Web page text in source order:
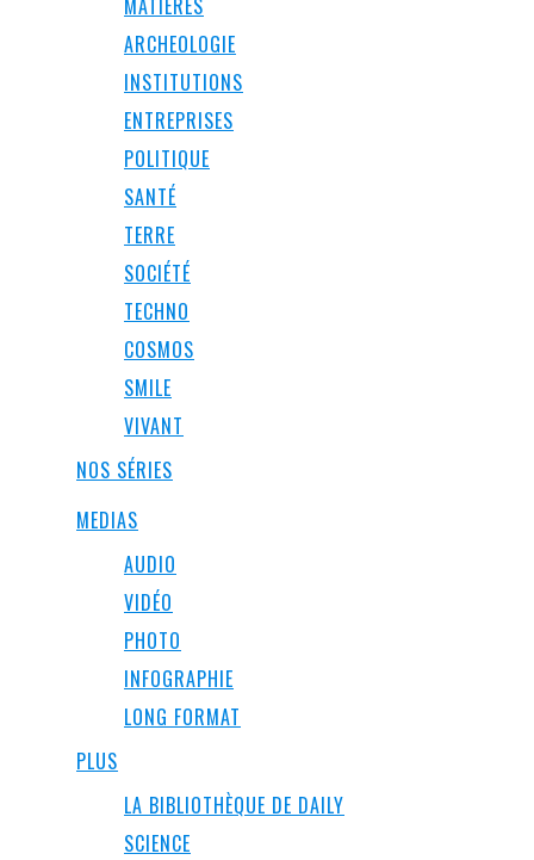
MATIÈRES
ARCHEOLOGIE
INSTITUTIONS
ENTREPRISES
POLITIQUE
SANTÉ
TERRE
SOCIÉTÉ
TECHNO
COSMOS
SMILE
VIVANT
NOS SÉRIES
MEDIAS
AUDIO
VIDÉO
PHOTO
INFOGRAPHIE
LONG FORMAT
PLUS
LA BIBLIOTHÈQUE DE DAILY
SCIENCE